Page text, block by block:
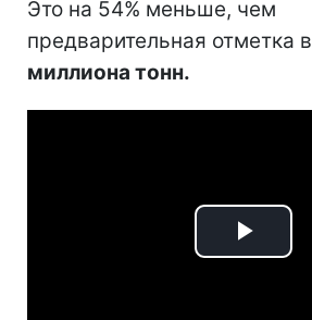
Это на 54% меньше, чем
предварительная отметка в
миллиона тонн.
Play